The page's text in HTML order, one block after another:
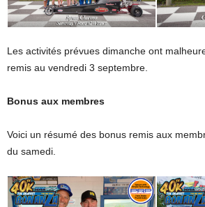
Les activités prévues dimanche ont
remis au vendredi 3 septembre.
Bonus aux membres
Voici un résumé des bonus remis aux
du samedi.